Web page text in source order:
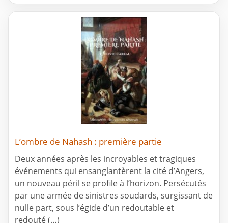
L’ombre de Nahash : première partie
Deux années après les incroyables et tragiques
événements qui ensanglantèrent la cité d’Angers,
un nouveau péril se profile à l’horizon. Persécutés
par une armée de sinistres soudards, surgissant de
nulle part, sous l’égide d’un redoutable et
redouté (…)